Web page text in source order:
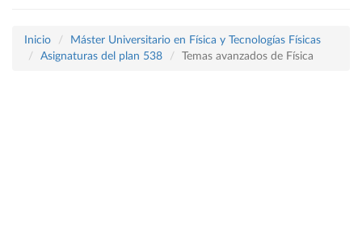
Inicio
Máster Universitario en Física y Tecnologías Físicas
Asignaturas del plan 538
Temas avanzados de Física